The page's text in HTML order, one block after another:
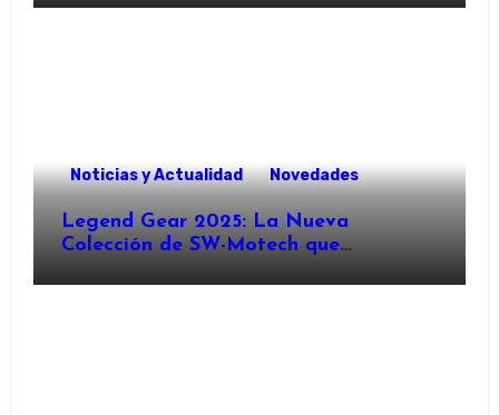
Noticias y Actualidad Novedades
Legend Gear 2025: La Nueva
Colección de SW-Motech que